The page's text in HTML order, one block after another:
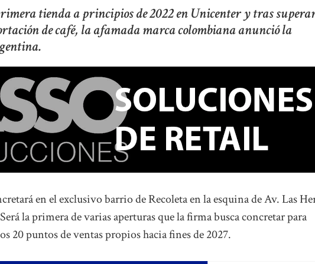
tienda a principios de 2022 en Unicenter y tras
de café, la afamada marca colombiana anunció la
en el exclusivo barrio de Recoleta en la esquina de Av. Las
la primera de varias aperturas que la firma busca concretar para
20 puntos de ventas propios hacia fines de 2027.